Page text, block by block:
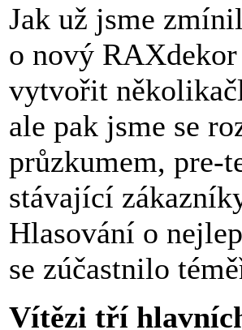
Jak už jsme
o nový
vytvořit
ale pak jsme se
průzkumem, pre-
stávající
Hlasování o
se zúčastnilo
Vítězi tří